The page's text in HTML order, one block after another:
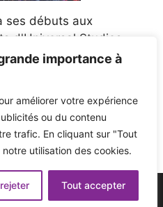
importance à
améliorer votre expérience
ou du contenu
trafic. En cliquant sur "Tout
utilisation des cookies.
Tout accepter
ses débuts aux
d'Universal Studios
de l'Ohio après la
-